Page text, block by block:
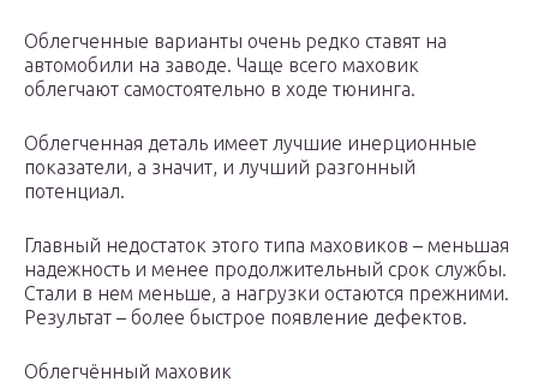
Облегченные варианты очень редко ставят на
автомобили на заводе. Чаще всего маховик
облегчают самостоятельно в ходе тюнинга.
Облегченная деталь имеет лучшие инерционные
показатели, а значит, и лучший разгонный
потенциал.
Главный недостаток этого типа маховиков – меньшая
надежность и менее продолжительный срок службы.
Стали в нем меньше, а нагрузки остаются прежними.
Результат – более быстрое появление дефектов.
Облегчённый маховик